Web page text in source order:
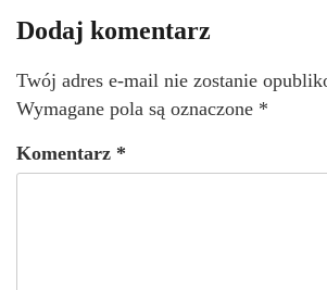
Dodaj komentarz
Twój adres e-mail nie zostanie
Wymagane pola są oznaczone *
Komentarz *